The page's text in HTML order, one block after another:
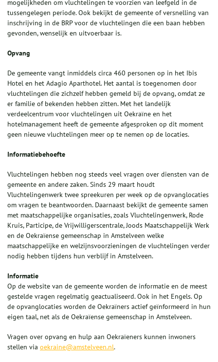
mogelijkheden om vluchtelingen te voorzien van leefgeld in de
tussengelegen periode. Ook bekijkt de gemeente of versnelling van
inschrijving in de BRP voor de vluchtelingen die een baan hebben
gevonden, wenselijk en uitvoerbaar is.
Opvang
De gemeente vangt inmiddels circa 460 personen op in het Ibis
Hotel en het Adagio Aparthotel. Het aantal is toegenomen door
vluchtelingen die zichzelf hebben gemeld bij de opvang, omdat ze
er familie of bekenden hebben zitten. Met het landelijk
verdeelcentrum voor vluchtelingen uit Oekraïne en het
hotelmanagement heeft de gemeente afgesproken op dit moment
geen nieuwe vluchtelingen meer op te nemen op de locaties.
Informatiebehoefte
Vluchtelingen hebben nog steeds veel vragen over diensten van de
gemeente en andere zaken. Sinds 29 maart houdt
Vluchtelingenwerk twee spreekuren per week op de opvanglocaties
om vragen te beantwoorden. Daarnaast bekijkt de gemeente samen
met maatschappelijke organisaties, zoals Vluchtelingenwerk, Rode
Kruis, Participe, de Vrijwilligerscentrale, Joods Maatschappelijk Werk
en de Oekraïense gemeenschap in Amstelveen welke
maatschappelijke en welzijnsvoorzieningen de vluchtelingen verder
nodig hebben tijdens hun verblijf in Amstelveen.
Informatie
Op de website van de gemeente worden de informatie en de meest
gestelde vragen regelmatig geactualiseerd. Ook in het Engels. Op
de opvanglocaties worden de Oekraïners actief geïnformeerd in hun
eigen taal, net als de Oekraïense gemeenschap in Amstelveen.
Vragen over opvang en hulp aan Oekraïeners kunnen inwoners
stellen via oekraine@amstelveen.nl.